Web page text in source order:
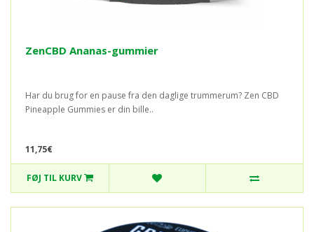
ZenCBD Ananas-gummier
Har du brug for en pause fra den daglige trummerum? Zen CBD
Pineapple Gummies er din bille..
11,75€
FØJ TIL KURV